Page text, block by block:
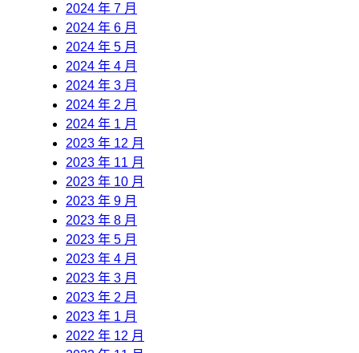
2024 年 7 月
2024 年 6 月
2024 年 5 月
2024 年 4 月
2024 年 3 月
2024 年 2 月
2024 年 1 月
2023 年 12 月
2023 年 11 月
2023 年 10 月
2023 年 9 月
2023 年 8 月
2023 年 5 月
2023 年 4 月
2023 年 3 月
2023 年 2 月
2023 年 1 月
2022 年 12 月